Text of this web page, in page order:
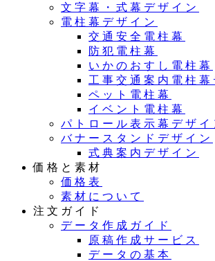
文字幕・式幕デザイン
電柱幕デザイン
交通安全電柱幕
防犯電柱幕
いかのおすし電柱幕
工事交通案内電柱幕
ペット電柱幕
イベント電柱幕
パトロール表示幕デザイ
バナースタンドデザイン
式典案内デザイン
価格と素材
価格表
素材について
注文ガイド
データ作成ガイド
原稿作成サービス
データの基本